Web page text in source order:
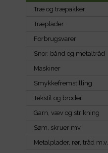
Træ og træpakker
Træplader
Forbrugsvarer
Snor, bånd og metaltråd
Maskiner
Smykkefremstilling
Tekstil og broderi
Garn, væv og strikning
Søm, skruer mv.
Metalplader, rør, tråd m.v.